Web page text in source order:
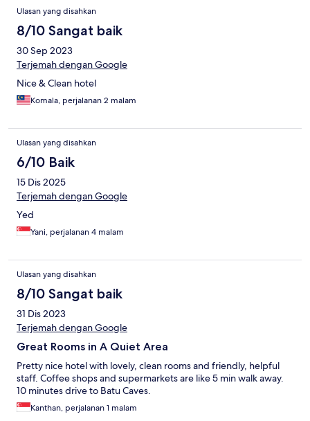
Ulasan yang disahkan
8/10 Sangat baik
30 Sep 2023
Terjemah dengan Google
Nice & Clean hotel
Komala, perjalanan 2 malam
Ulasan yang disahkan
6/10 Baik
15 Dis 2025
Terjemah dengan Google
Yed
Yani, perjalanan 4 malam
Ulasan yang disahkan
8/10 Sangat baik
31 Dis 2023
Terjemah dengan Google
Great Rooms in A Quiet Area
Pretty nice hotel with lovely, clean rooms and friendly, helpful
staff. Coffee shops and supermarkets are like 5 min walk away.
10 minutes drive to Batu Caves.
Kanthan, perjalanan 1 malam